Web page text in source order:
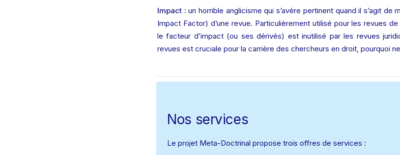
Impact : un horrible anglicisme qui s’avère pertinent quand il s’agit de
Impact Factor) d’une revue. Particulièrement utilisé pour les revues
le facteur d’impact (ou ses dérivés) est inutilisé par les revues
revues est cruciale pour la carrière des chercheurs en droit, pourquoi
Nos services
Le projet Meta-Doctrinal propose trois offres de services :